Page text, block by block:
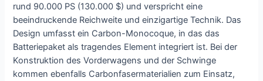
rund 90.000 PS (130.000 $) und verspricht eine
beeindruckende Reichweite und einzigartige Technik. Das
Design umfasst ein Carbon-Monocoque, in das das
Batteriepaket als tragendes Element integriert ist. Bei der
Konstruktion des Vorderwagens und der Schwinge
kommen ebenfalls Carbonfasermaterialien zum Einsatz,